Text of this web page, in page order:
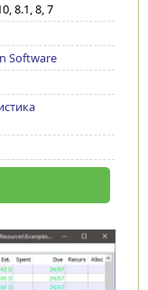
8.1, 8, 7
Software